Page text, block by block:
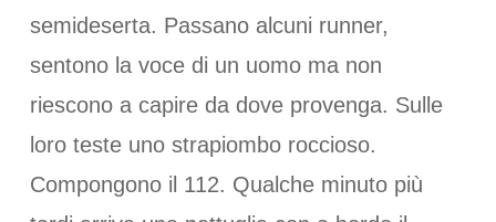
semideserta. Passano alcuni runner,
sentono la voce di un uomo ma non
riescono a capire da dove provenga. Sulle
loro teste uno strapiombo roccioso.
Compongono il 112. Qualche minuto più